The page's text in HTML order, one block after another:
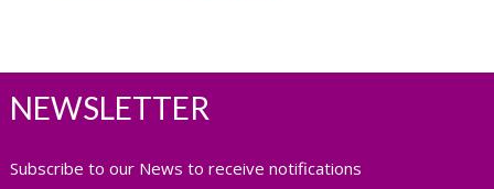
NEWSLETTER
Subscribe to our News to receive notifications